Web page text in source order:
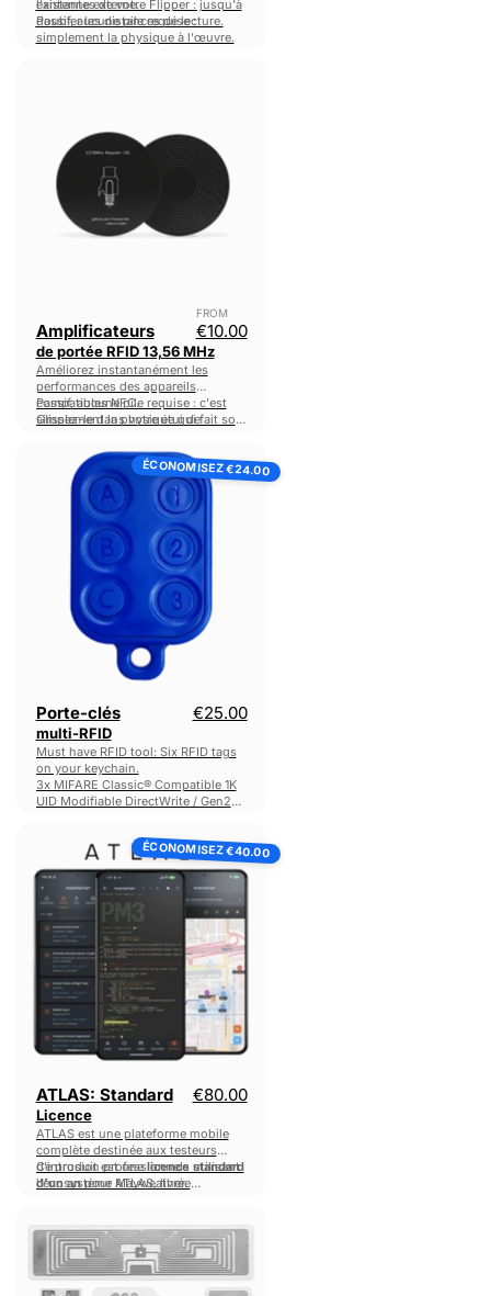
existantes de votre Flipper : jusqu'à
doubler les distances de lecture.
l'antenne externe.
Passif, aucune pile requise :
simplement la physique à l'œuvre.
13,56
Amplificateurs
FROM
€10.00
de portée RFID 13,56 MHz
Améliorez instantanément les
performances des appareils
compatibles NFC.
Glissez-le dans votre étui de
les performances.
Passif, aucune pile requise : c'est
simplement la physique qui fait son
ÉCONOMISEZ€24.00
Porte-
clés
multi-
RFID
Porte-clés Prix actuel
€25.00
multi-RFID
Must have RFID tool: Six RFID tags
on your keychain.
3x MIFARE Classic® Compatible 1K
UID Modifiable DirectWrite / Gen2
ÉCONOMISEZ€40.00
ATLAS:
Standard
Licence
ATLAS: Standard Prix actuel
€80.00
Licence
ATLAS est une plateforme mobile
complète destinée aux testeurs
d'intrusion professionnels utilisant
l'écosystème Mayweather.
Ce produit est unelicence standard
d'un anpour ATLAS, livrée
-
Tag
Testing
Service